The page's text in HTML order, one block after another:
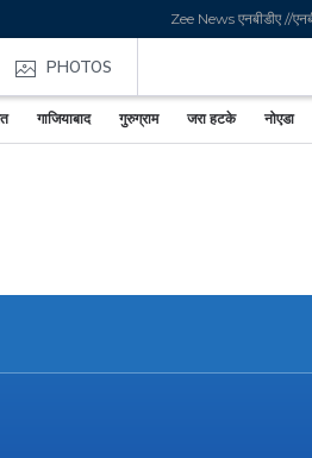
Zee News एनबीडीए //
PHOTOS
गाजियाबाद गुरुग्राम जरा हटके नोएडा